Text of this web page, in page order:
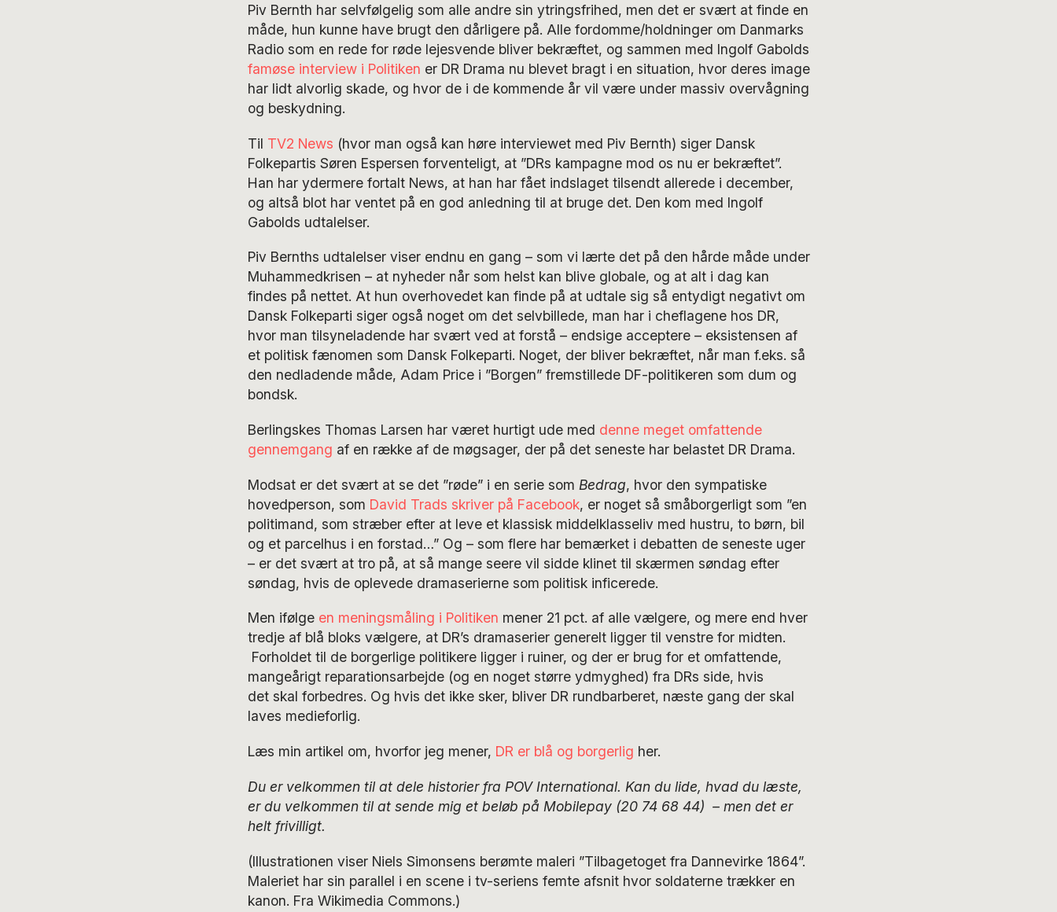
Piv Bernth har selvfølgelig som alle andre sin ytringsfrihed, men det er svært at finde en
måde, hun kunne have brugt den dårligere på. Alle fordomme/holdninger om Danmarks
Radio som en rede for røde lejesvende bliver bekræftet, og sammen med Ingolf Gabolds
famøse interview i Politiken er DR Drama nu blevet bragt i en situation, hvor deres image
har lidt alvorlig skade, og hvor de i de kommende år vil være under massiv overvågning
og beskydning.
Til TV2 News (hvor man også kan høre interviewet med Piv Bernth) siger Dansk
Folkepartis Søren Espersen forventeligt, at ”DRs kampagne mod os nu er bekræftet”.
Han har ydermere fortalt News, at han har fået indslaget tilsendt allerede i december,
og altså blot har ventet på en god anledning til at bruge det. Den kom med Ingolf
Gabolds udtalelser.
Piv Bernths udtalelser viser endnu en gang – som vi lærte det på den hårde måde under
Muhammedkrisen – at nyheder når som helst kan blive globale, og at alt i dag kan
findes på nettet. At hun overhovedet kan finde på at udtale sig så entydigt negativt om
Dansk Folkeparti siger også noget om det selvbillede, man har i cheflagene hos DR,
hvor man tilsyneladende har svært ved at forstå – endsige acceptere – eksistensen af
et politisk fænomen som Dansk Folkeparti. Noget, der bliver bekræftet, når man f.eks. så
den nedladende måde, Adam Price i ”Borgen” fremstillede DF-politikeren som dum og
bondsk.
Berlingskes Thomas Larsen har været hurtigt ude med denne meget omfattende
gennemgang af en række af de møgsager, der på det seneste har belastet DR Drama.
Modsat er det svært at se det ”røde” i en serie som Bedrag, hvor den sympatiske
hovedperson, som David Trads skriver på Facebook, er noget så småborgerligt som ”en
politimand, som stræber efter at leve et klassisk middelklasseliv med hustru, to børn, bil
og et parcelhus i en forstad…” Og – som flere har bemærket i debatten de seneste uger
– er det svært at tro på, at så mange seere vil sidde klinet til skærmen søndag efter
søndag, hvis de oplevede dramaserierne som politisk inficerede.
Men ifølge en meningsmåling i Politiken mener 21 pct. af alle vælgere, og mere end hver
tredje af blå bloks vælgere, at DR’s dramaserier generelt ligger til venstre for midten.
Forholdet til de borgerlige politikere ligger i ruiner, og der er brug for et omfattende,
mangeårigt reparationsarbejde (og en noget større ydmyghed) fra DRs side, hvis
det skal forbedres. Og hvis det ikke sker, bliver DR rundbarberet, næste gang der skal
laves medieforlig.
Læs min artikel om, hvorfor jeg mener, DR er blå og borgerlig her.
Du er velkommen til at dele historier fra POV International. Kan du lide, hvad du læste,
er du velkommen til at sende mig et beløb på Mobilepay (20 74 68 44) – men det er
helt frivilligt.
(Illustrationen viser Niels Simonsens berømte maleri ”Tilbagetoget fra Dannevirke 1864”.
Maleriet har sin parallel i en scene i tv-seriens femte afsnit hvor soldaterne trækker en
kanon. Fra Wikimedia Commons.)